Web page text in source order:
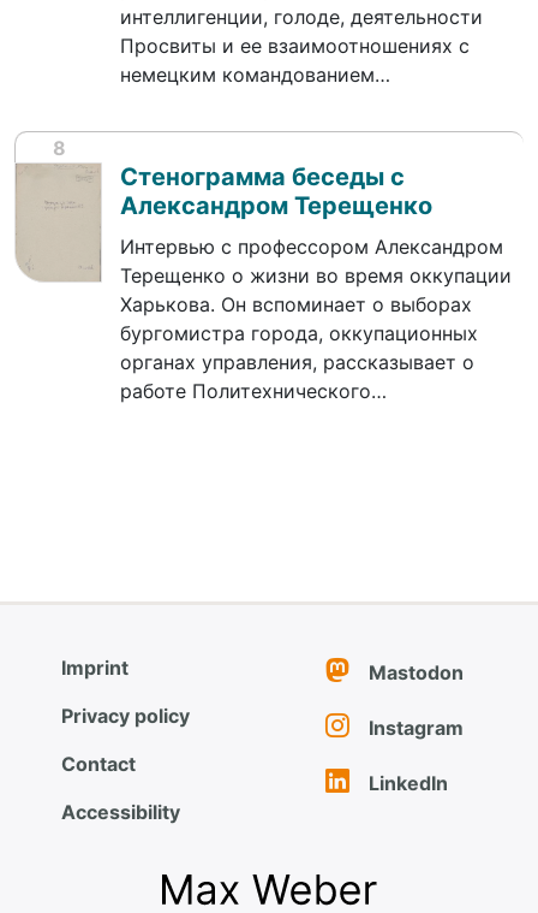
интеллигенции, голоде, деятельности
Просвиты и ее взаимоотношениях с
немецким командованием…
8
Стенограмма беседы с
Александром Терещенко
Интервью с профессором Александром
Терещенко о жизни во время оккупации
Харькова. Он вспоминает о выборах
бургомистра города, оккупационных
органах управления, рассказывает о
работе Политехнического…
Imprint
Privacy policy
Contact
Accessibility
Mastodon
Instagram
LinkedIn